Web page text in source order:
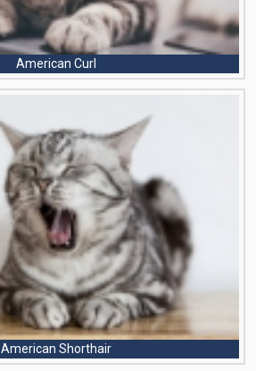
American Curl
American Shorthair